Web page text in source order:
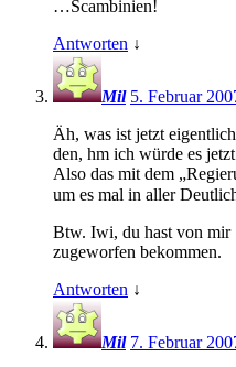
…Scambinien!
Antworten ↓
Mil 5. Februar
Äh, was ist jetzt
den, hm ich würde es
Also das mit dem
um es mal in aller
Btw. Iwi, du hast von mir
zugeworfen bekommen.
Antworten ↓
Mil 7. Februar